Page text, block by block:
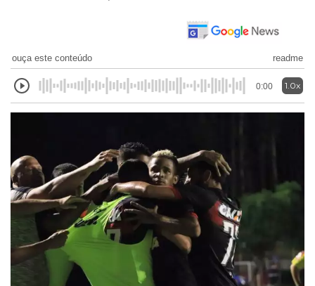
ouça este conteúdo readme
0:00 1.0x